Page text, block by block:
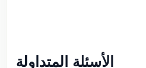
الأسئلة المتداولة